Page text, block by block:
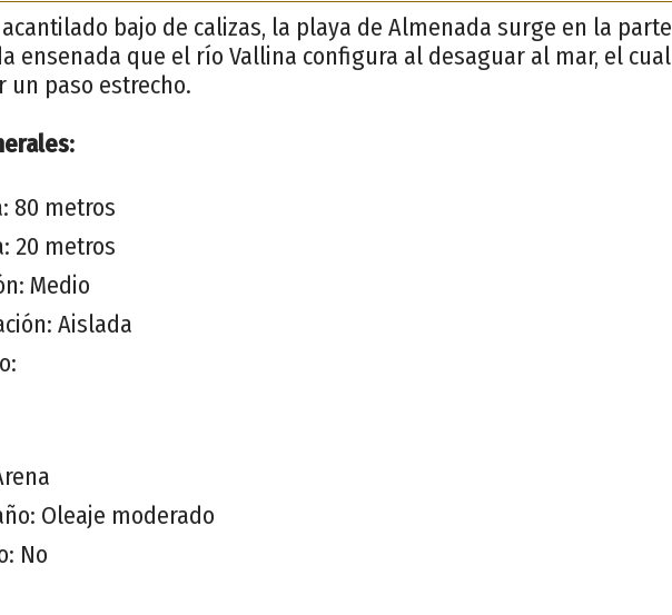
bajo de calizas, la playa de Almenada surge en la parte
ensenada que el río Vallina configura al desaguar al mar, el cual
un paso estrecho.
80 metros
20 metros
Medio
Aislada
Oleaje moderado
No